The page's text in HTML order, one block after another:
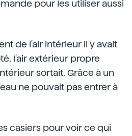
pour les utiliser aussi
de l'air intérieur il y avait
l'air extérieur propre
sortait. Grâce à un
ne pouvait pas entrer à
casiers pour voir ce qui